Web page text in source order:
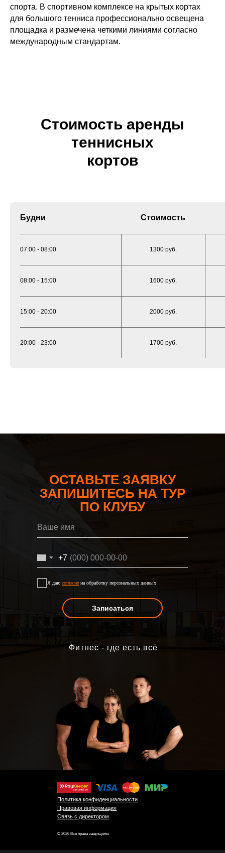
спорта. В спортивном комплексе на крытых кортах
для большого тенниса профессионально освещена
площадка и размечена четкими линиями согласно
международным стандартам.
Стоимость аренды
теннисных
кортов
Будни Стоимость
07:00 - 08:00 1300 руб.
08:00 - 15:00 1600 руб.
15:00 - 20:00 2000 руб.
20:00 - 23:00 1700 руб.
ОСТАВЬТЕ ЗАЯВКУ
ЗАПИШИТЕСЬ НА ТУР
ПО КЛУБУ
+7
Я даю согласие на обработку персональных данных
Записаться
Фитнес - где есть всё
© 2026 Все права защищены
Политика конфиденциальности
Правовая информация
Связь с директором